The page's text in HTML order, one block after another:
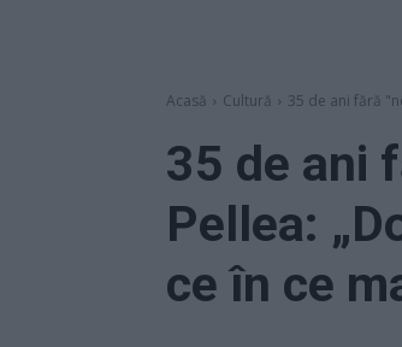
Acasă Cultură 35 de ani fără
35 de ani
Pellea:
ce în ce